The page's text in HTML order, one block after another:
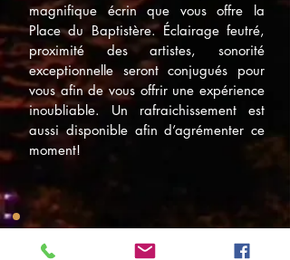
magnifique écrin que vous offre la
Place du Baptistère. Éclairage feutré,
proximité des artistes, sonorité
exceptionnelle seront conjugués pour
vous afin de vous offrir une expérience
inoubliable. Un rafraichissement est
aussi disponible afin d’agrémenter ce
moment!
22 JUILLET 2026
21h Place du Baptistère